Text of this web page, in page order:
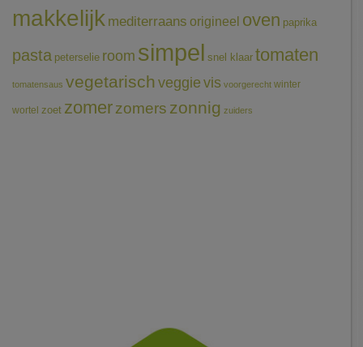
makkelijk mediterraans origineel oven paprika
pasta peterselie room simpel snel klaar tomaten
tomatensaus vegetarischveggie vis voorgerecht winter
wortel zoet zomerzomers zonnig zuiders